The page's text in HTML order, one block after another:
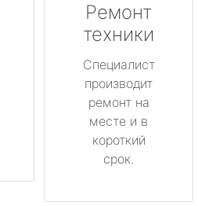
Ремонт
техники
Специалист
производит
ремонт на
месте и в
короткий
срок.